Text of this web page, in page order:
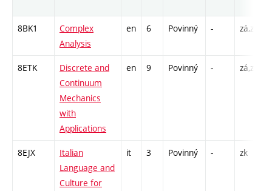
8BK1
Complex
Analysis
en 6 Povinný - zá,zk
8ETK
Discrete and
Continuum
Mechanics
with
Applications
en 9 Povinný - zá,zk
8EJX
Italian
Language and
Culture for
it 3 Povinný - zk